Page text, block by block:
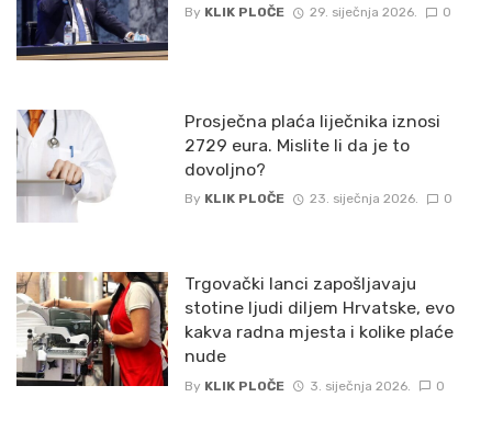
By KLIK PLOČE 29. siječnja 2026. 0
Prosječna plaća liječnika iznosi
2729 eura. Mislite li da je to
dovoljno?
By KLIK PLOČE 23. siječnja 2026. 0
Trgovački lanci zapošljavaju
stotine ljudi diljem Hrvatske, evo
kakva radna mjesta i kolike plaće
nude
By KLIK PLOČE 3. siječnja 2026. 0